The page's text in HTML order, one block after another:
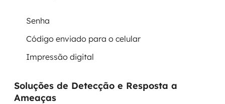
Senha
Código enviado para o celular
Impressão digital
Soluções de Detecção e Resposta a
Ameaças